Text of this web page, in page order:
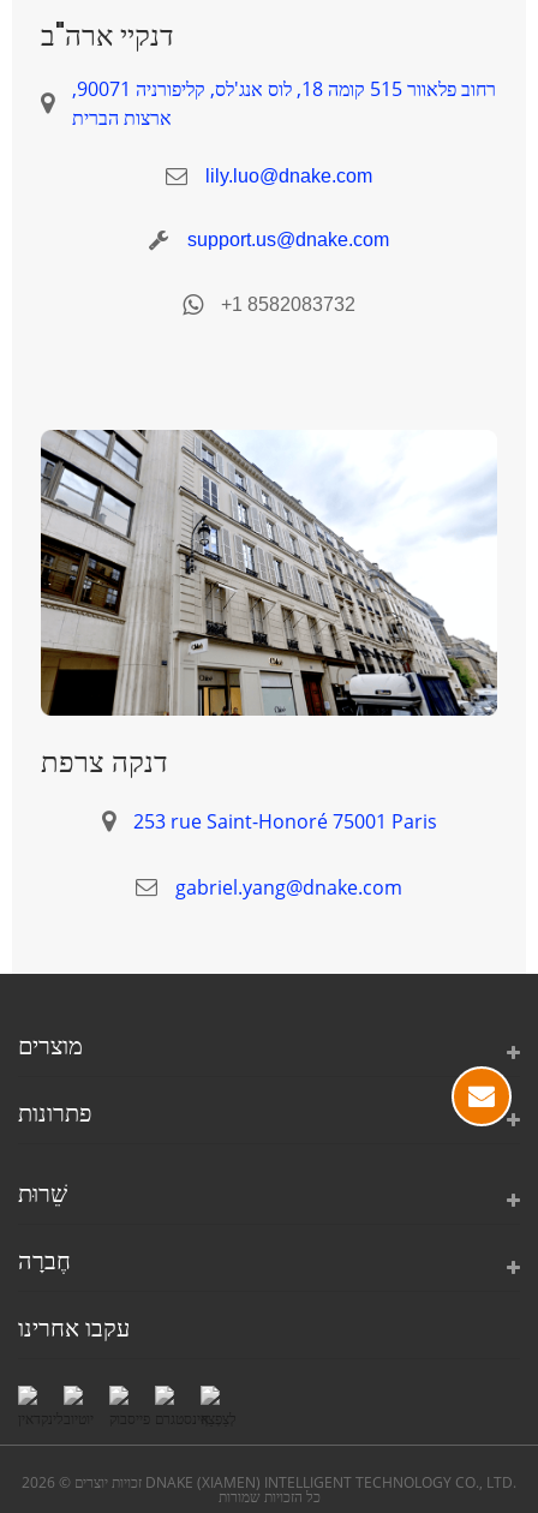
דנקיי ארה"ב
רחוב פלאוור 515 קומה 18, לוס אנג'לס, קליפורניה 90071,
ארצות הברית
lily.luo@dnake.com
support.us@dnake.com
+1 8582083732
דנקה צרפת
253 rue Saint-Honoré 75001 Paris
gabriel.yang@dnake.com
מוצרים
פתרונות
שֵׁרוּת
חֶברָה
עקבו אחרינו
זכויות יוצרים © 2026 DNAKE (XIAMEN) INTELLIGENT TECHNOLOGY CO., LTD.
כל הזכויות שמורות